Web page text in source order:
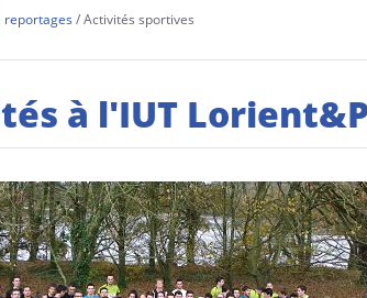
reportages Activités sportives
à l'IUT